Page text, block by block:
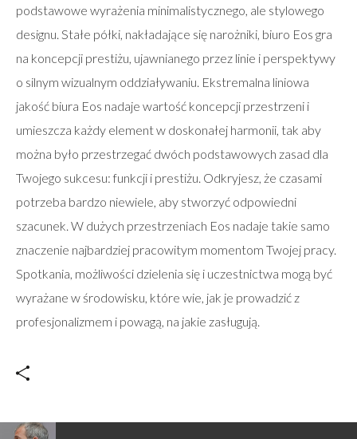
podstawowe wyrażenia minimalistycznego, ale stylowego
designu. Stałe półki, nakładające się narożniki, biuro Eos gra
na koncepcji prestiżu, ujawnianego przez linie i perspektywy
o silnym wizualnym oddziaływaniu. Ekstremalna liniowa
jakość biura Eos nadaje wartość koncepcji przestrzeni i
umieszcza każdy element w doskonałej harmonii, tak aby
można było przestrzegać dwóch podstawowych zasad dla
Twojego sukcesu: funkcji i prestiżu. Odkryjesz, że czasami
potrzeba bardzo niewiele, aby stworzyć odpowiedni
szacunek. W dużych przestrzeniach Eos nadaje takie samo
znaczenie najbardziej pracowitym momentom Twojej pracy.
Spotkania, możliwości dzielenia się i uczestnictwa mogą być
wyrażane w środowisku, które wie, jak je prowadzić z
profesjonalizmem i powagą, na jakie zasługują.